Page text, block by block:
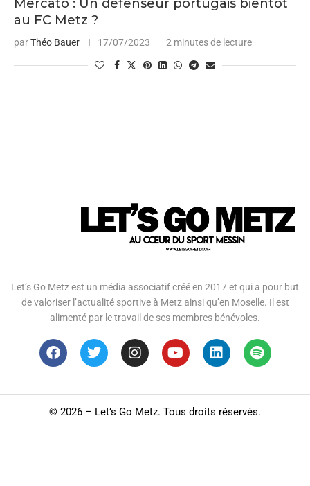
Mercato : Un défenseur portugais bientôt
au FC Metz ?
parThéo Bauer 17/07/2023 2 minutes de lecture
Let’s Go Metz est un média associatif créé en 2017 et qui a pour but
de valoriser l’actualité sportive à Metz ainsi qu’en Moselle. Il est
alimenté par le travail de ses membres bénévoles.
© 2026 – Let’s Go Metz. Tous droits réservés.